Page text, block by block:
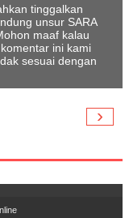
tinggalkan
unsur SARA
maaf kalau
ini kami
sesuai dengan
›